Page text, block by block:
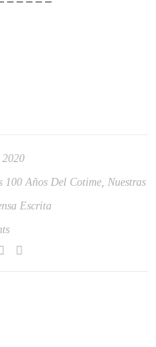
2020
100 Años Del Cotime Nuestras
Escrita